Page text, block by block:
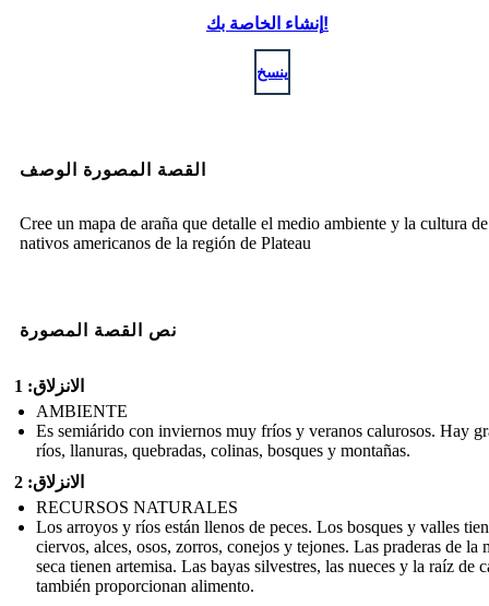
إنشاء الخاصة بك!
ينسخ
القصة المصورة الوصف
Cree un mapa de araña que detalle el medio ambiente y la cultura
nativos americanos de la región de Plateau
نص القصة المصورة
الانزلاق: 1
AMBIENTE
Es semiárido con inviernos muy fríos y veranos calurosos. Hay
ríos, llanuras, quebradas, colinas, bosques y montañas.
الانزلاق: 2
RECURSOS NATURALES
Los arroyos y ríos están llenos de peces. Los bosques y valles
ciervos, alces, osos, zorros, conejos y tejones. Las praderas de la
seca tienen artemisa. Las bayas silvestres, las nueces y la raíz de
también proporcionan alimento.